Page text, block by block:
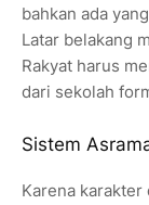
bahkan ada
Latar belakang
Rakyat harus
dari sekolah
Sistem
Karena